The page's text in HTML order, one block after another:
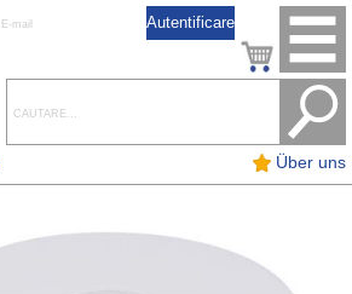
Über uns